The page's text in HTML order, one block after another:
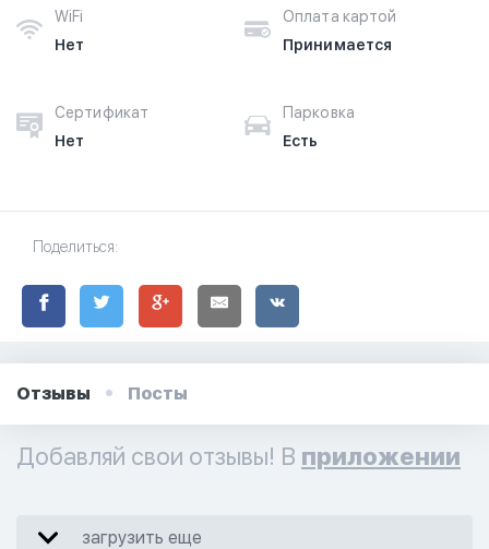
WiFi
Нет
Оплата картой
Принимается
Сертификат
Нет
Парковка
Есть
Поделиться:
Отзывы Посты
Добавляй свои отзывы! В приложении
загрузить еще